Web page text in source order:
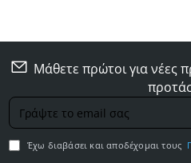
Μάθετε πρώτοι για νέες
Γράψτε
το
email
σας
Έχω διαβάσει και αποδέχομαι τους